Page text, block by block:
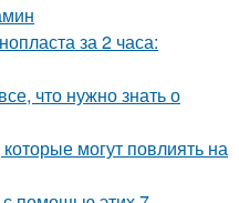
за 2 часа:
что нужно знать о
могут повлиять на